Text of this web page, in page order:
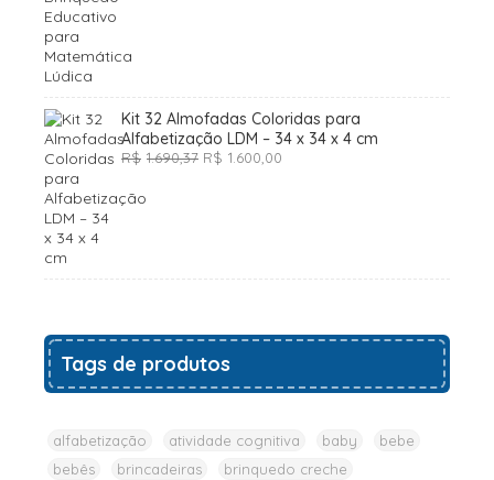
Kit 32 Almofadas Coloridas para
Alfabetização LDM – 34 x 34 x 4 cm
R$ 1.690,37 O
R$ 1.600,00
Tags de produtos
alfabetização atividade cognitiva baby
bebe
bebês
brincadeiras
brinquedo creche